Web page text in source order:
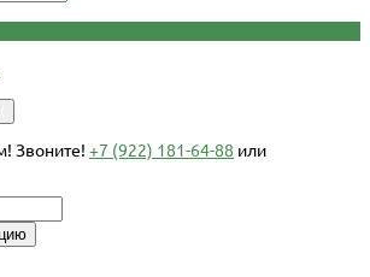
Звоните! +7 (922) 181-64-88 или